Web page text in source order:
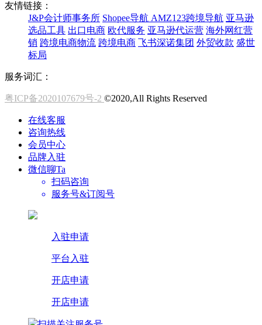
友情链接：
J&P会计师事务所 Shopee导航 AMZ123跨境导航 亚马逊
选品工具 出口电商 欧代服务 亚马逊代运营 海外网红营
销 跨境电商物流 跨境电商 飞书深诺集团 外贸收款 盛世
标局
服务词汇：
粤ICP备2020107679号-2 ©2020,All Rights Reserved
在线客服
咨询热线
会员中心
品牌入驻
微信聊Ta
扫码咨询
服务号&订阅号
入驻申请
平台入驻
开店申请
开店申请